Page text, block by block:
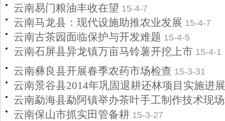
云南易门粮油丰收在望 15-4-7
云南马龙县：现代设施助推农业发展 15-4-7
云南古茶园面临保护与开发难题 15-4-5
云南石屏县异龙镇万亩马铃薯开挖上市 15-4-1
云南彝良县开展春季农药市场检查 15-3-31
云南景谷县2014年巩固退耕还林项目实施进
云南勐海县勐阿镇举办茶叶手工制作技术现
云南保山市抓实田管备耕 15-3-27